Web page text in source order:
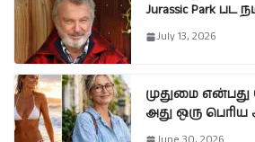
Jurassic Park பட
July 13, 2026
முதுமை
அது ஒரு பெரிய